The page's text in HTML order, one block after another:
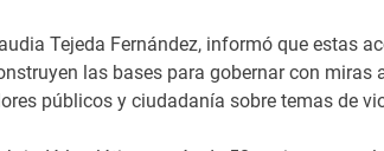
Tejeda Fernández, informó que estas
las bases para gobernar con miras
públicos y ciudadanía sobre temas de